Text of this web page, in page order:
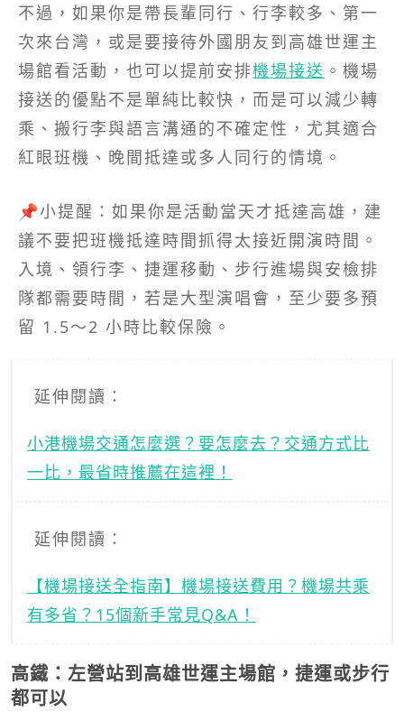
不過，如果你是帶長輩同行、行李較多、第一
次來台灣，或是要接待外國朋友到高雄世運主
場館看活動，也可以提前安排機場接送 。機場
接送的優點不是單純比較快，而是可以減少轉
乘、搬行李與語言溝通的不確定性，尤其適合
紅眼班機、晚間抵達或多人同行的情境。
📌小提醒：如果你是活動當天才抵達高雄，建
議不要把班機抵達時間抓得太接近開演時間。
入境、領行李、捷運移動、步行進場與安檢排
隊都需要時間，若是大型演唱會，至少要多預
留 1.5～2 小時比較保險。
延伸閱讀：
小港機場交通怎麼選？要怎麼去？交通方式比
一比，最省時推薦在這裡！
延伸閱讀：
【機場接送全指南】機場接送費用？機場共乘
有多省？15個新手常見Q&A！
高鐵：左營站到高雄世運主場館，捷運或步行
都可以